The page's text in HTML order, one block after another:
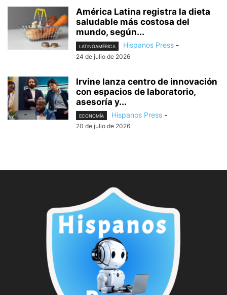
América Latina registra la dieta
saludable más costosa del
mundo, según...
LATINOAMÉRICA Hispanos Press -
24 de julio de 2026
Irvine lanza centro de innovación
con espacios de laboratorio,
asesoría y...
ECONOMÍA Hispanos Press -
20 de julio de 2026